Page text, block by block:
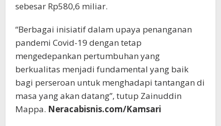
sebesar Rp580,6 miliar.
“Berbagai inisiatif dalam upaya penanganan
pandemi Covid-19 dengan tetap
mengedepankan pertumbuhan yang
berkualitas menjadi fundamental yang baik
bagi perseroan untuk menghadapi tantangan di
masa yang akan datang”, tutup Zainuddin
Mappa. Neracabisnis.com/Kamsari